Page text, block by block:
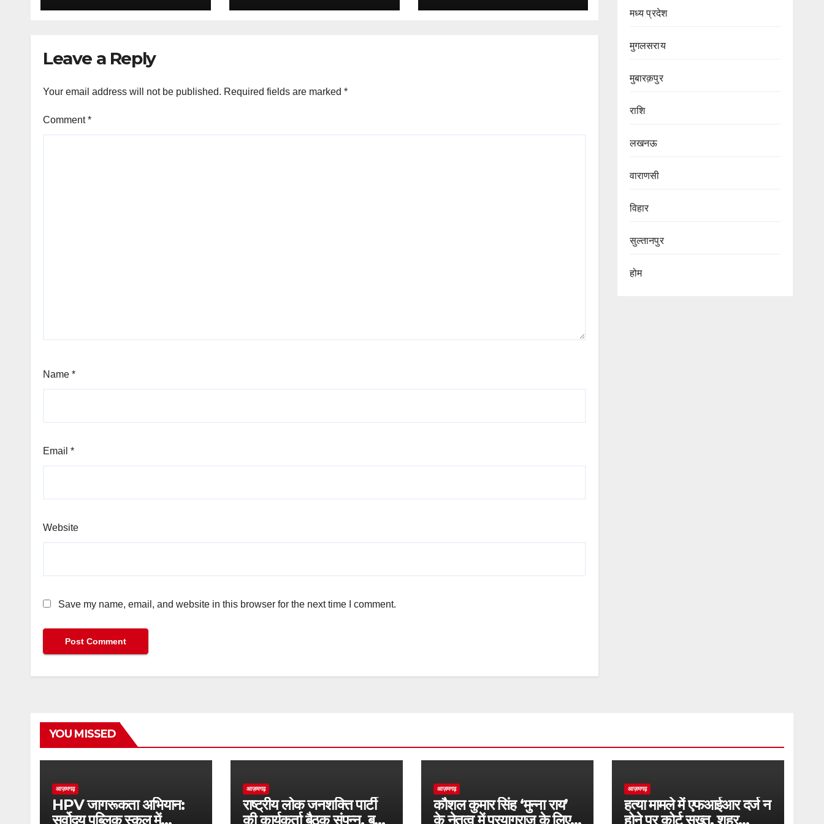
सैकड़ों छात्र होंगे शामिल
Leave a Reply
Your email address will not be published. Required fields are marked *
Comment*
Name *
Email *
Website
Save my name, email, and website in this browser for the next time I comment.
मध्य प्रदेश
मुगलसराय
मुबारक़पुर
राशि
लखनऊ
वाराणसी
विहार
सुल्तानपुर
होम
YOU MISSED
आज़मगढ़
HPV जागरूकता अभियान:
सर्वोदय पब्लिक स्कूल में
आज़मगढ़
राष्ट्रीय लोक जनशक्ति पार्टी
की कार्यकर्ता बैठक संपन्न, बूथ
आज़मगढ़
कौशल कुमार सिंह ‘मुन्ना राय’
के नेतृत्व में प्रयागराज के लिए
आज़मगढ़
हत्या मामले में एफआईआर दर्ज न
होने पर कोर्ट सख्त, शहर